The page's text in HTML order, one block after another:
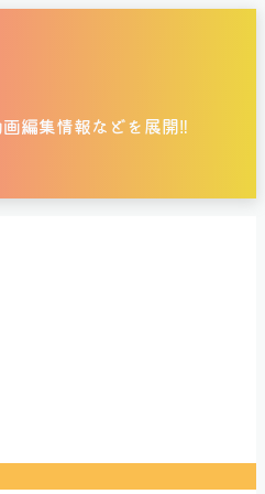
編集情報などを展開‼